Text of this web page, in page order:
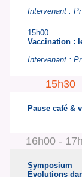
Intervenant :
15h00
Vaccination :
Intervenant :
15h30
Pause café &
16h00 -
Symposium
Évolutions